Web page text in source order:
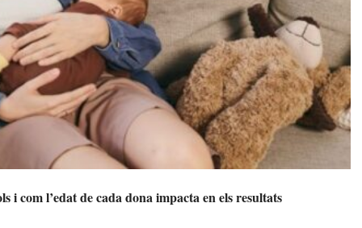
i com l’edat de cada dona impacta en els resultats